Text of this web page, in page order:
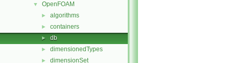
▼ OpenFOAM
► algorithms
► containers
► db
► dimensionedTypes
► dimensionSet